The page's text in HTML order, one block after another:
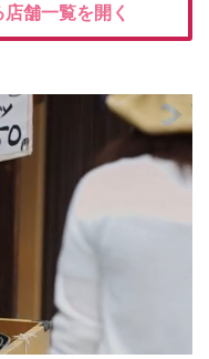
舗一覧を開く